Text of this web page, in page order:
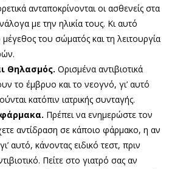
ανταποκρίνονται οι ασθενείς στα
με την ηλικία τους. Κι αυτό
μέγεθος του σώματός και τη λειτουργία
Θηλασμός. Ορισμένα αντιβιοτικά
το έμβρυο και το νεογνό, γι’ αυτό
κατόπιν ιατρικής συνταγής.
Πρέπει να ενημερώστε τον
αντίδραση σε κάποιο φάρμακο, η αν
αυτό, κάνοντας ειδικό τεστ, πριν
Πείτε στο γιατρό σας αν